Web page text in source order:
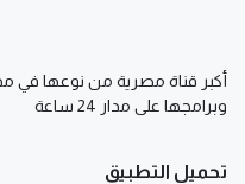
أكبر قناة مصرية من نوعها في
وبرامجها على مدار 24 ساعة
تحميل التطبيق